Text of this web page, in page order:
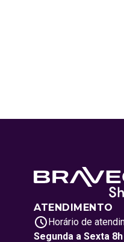
ATENDIMENTO
Horário de
Segunda a Sexta